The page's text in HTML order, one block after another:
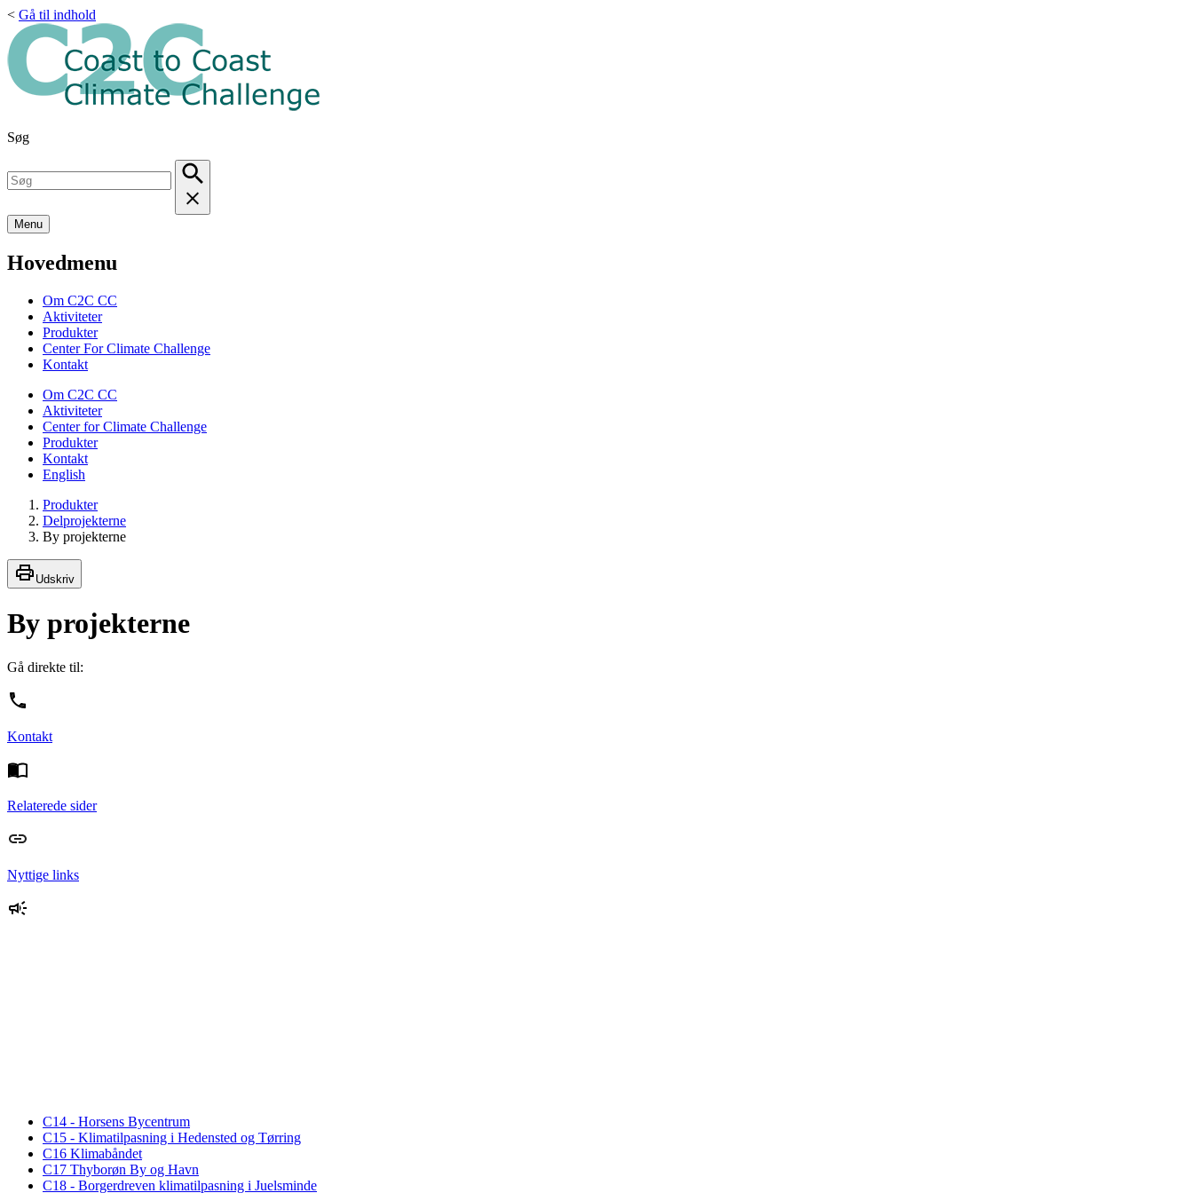
< Gå til indhold
Søg
Menu
Hovedmenu
Om C2C CC
Aktiviteter
Produkter
Center For Climate Challenge
Kontakt
Om C2C CC
Aktiviteter
Center for Climate Challenge
Produkter
Kontakt
English
Produkter
Delprojekterne
By projekterne
Udskriv
By projekterne
Gå direkte til:
Kontakt
Relaterede sider
Nyttige links
C14 - Horsens Bycentrum
C15 - Klimatilpasning i Hedensted og Tørring
C16 Klimabåndet
C17 Thyborøn By og Havn
C18 - Borgerdreven klimatilpasning i Juelsminde